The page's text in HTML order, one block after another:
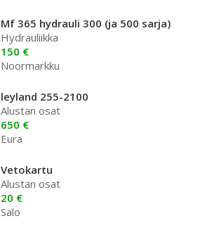
Mf 365 hydrauli 300 (ja 500 sarja)
Hydrauliikka
150 €
Noormarkku
leyland 255-2100
Alustan osat
650 €
Eura
Vetokartu
Alustan osat
20 €
Salo